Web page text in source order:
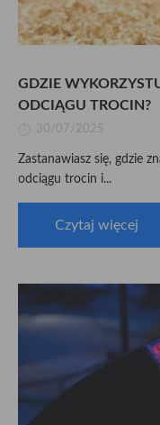
GDZIE
ODCIĄGU TROCIN?
30/07/2025
Zastanawiasz się, gdzie
odciągu trocin i...
Czytaj więcej